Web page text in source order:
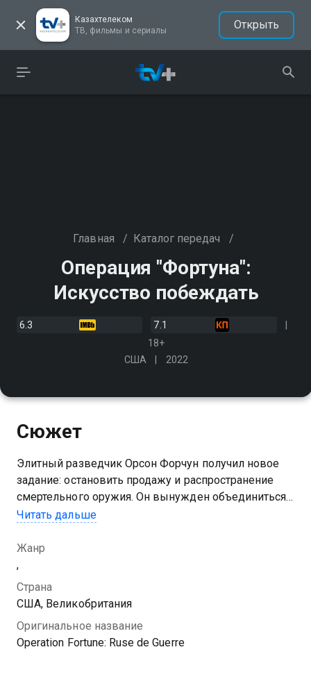
Казахтелеком
ТВ, фильмы и сериалы
Открыть
Главная / Каталог передач /
Операция "Фортуна":
Искусство побеждать
6.3
7.1
18+
США
2022
Сюжет
Элитный разведчик Орсон Форчун получил новое
задание: остановить продажу и распространение
смертельного оружия. Он вынужден объединиться с
лучшими оперативниками мира, а также с
группе убедительное прикрытие
Читать дальше
Жанр
,
Страна
США, Великобритания
Оригинальное название
Operation Fortune: Ruse de Guerre